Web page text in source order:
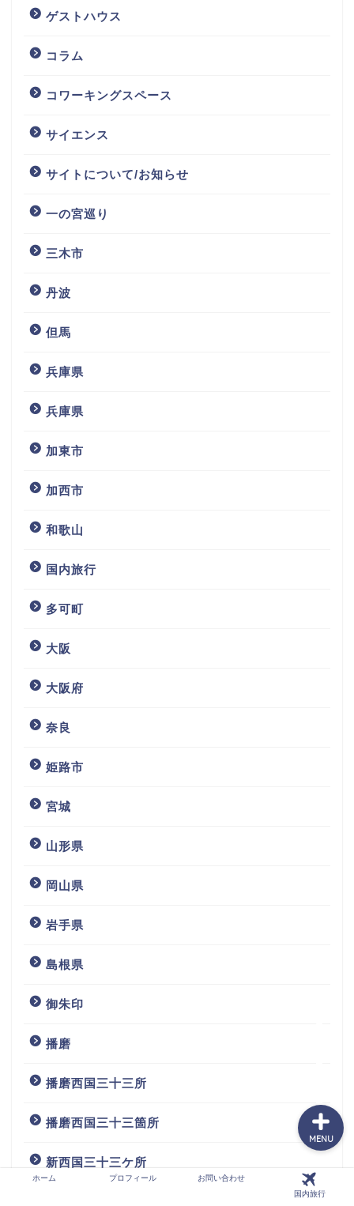
ゲストハウス
コラム
コワーキングスペース
サイエンス
サイトについて/お知らせ
一の宮巡り
三木市
丹波
但馬
兵庫県
兵庫県
加東市
加西市
和歌山
国内旅行
多可町
大阪
大阪府
奈良
姫路市
宮城
山形県
岡山県
岩手県
島根県
御朱印
播磨
播磨西国三十三所
播磨西国三十三箇所
新西国三十三ケ所
ホーム プロフィール
お問い合わせ
国内旅行
MENU